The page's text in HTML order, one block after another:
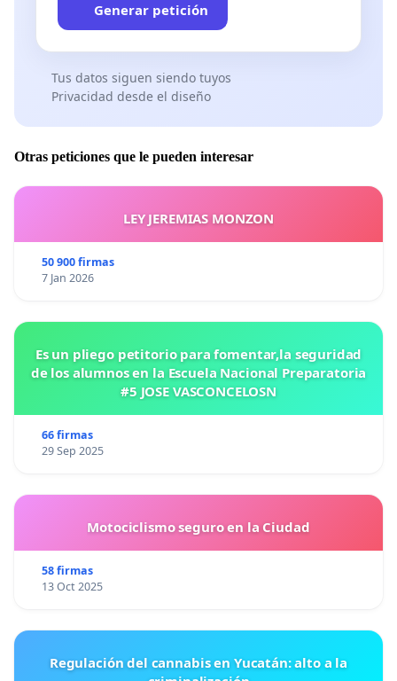
Generar petición
Tus datos siguen siendo tuyos
Privacidad desde el diseño
Otras peticiones que le pueden interesar
LEY JEREMIAS MONZON
50 900 firmas
7 Jan 2026
Es un pliego petitorio para fomentar,la seguridad
de los alumnos en la Escuela Nacional Preparatoria
#5 JOSE VASCONCELOSN
66 firmas
29 Sep 2025
Motociclismo seguro en la Ciudad
58 firmas
13 Oct 2025
Regulación del cannabis en Yucatán: alto a la